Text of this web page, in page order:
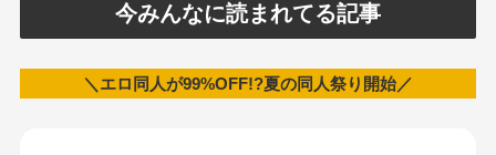
今みんなに読まれてる記事
＼エロ同人が99%OFF!?夏の同人祭り開始／